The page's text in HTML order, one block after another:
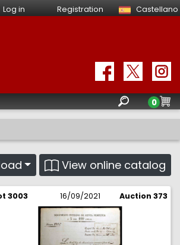
Log in Registration Castellano
0
View online catalog
3003 16/09/2021 Auction 373